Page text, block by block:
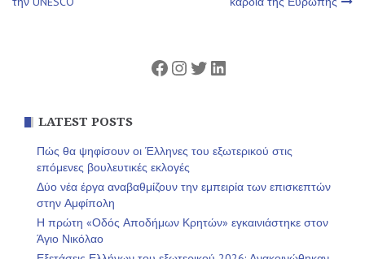
Facebook
Instagram
Twitter
Linkedin
LATEST POSTS
Πώς θα ψηφίσουν οι Έλληνες του εξωτερικού στις
επόμενες βουλευτικές εκλογές
Δύο νέα έργα αναβαθμίζουν την εμπειρία των επισκεπτών
στην Αμφίπολη
Η πρώτη «Οδός Αποδήμων Κρητών» εγκαινιάστηκε στον
Άγιο Νικόλαο